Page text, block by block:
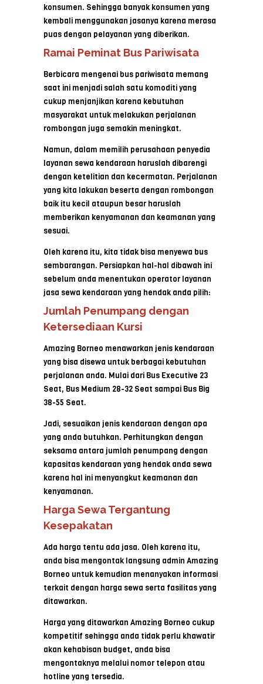
konsumen. Sehingga banyak konsumen yang
kembali menggunakan jasanya karena merasa
puas dengan pelayanan yang diberikan.
Ramai Peminat Bus Pariwisata
Berbicara mengenai bus pariwisata memang
saat ini menjadi salah satu komoditi yang
cukup menjanjikan karena kebutuhan
masyarakat untuk melakukan perjalanan
rombongan juga semakin meningkat.
Namun, dalam memilih perusahaan penyedia
layanan sewa kendaraan haruslah dibarengi
dengan ketelitian dan kecermatan. Perjalanan
yang kita lakukan beserta dengan rombongan
baik itu kecil ataupun besar haruslah
memberikan kenyamanan dan keamanan yang
sesuai.
Oleh karena itu, kita tidak bisa menyewa bus
sembarangan. Persiapkan hal-hal dibawah ini
sebelum anda menentukan operator layanan
jasa sewa kendaraan yang hendak anda pilih:
Jumlah Penumpang dengan
Ketersediaan Kursi
Amazing Borneo menawarkan jenis kendaraan
yang bisa disewa untuk berbagai kebutuhan
perjalanan anda. Mulai dari Bus Executive 23
Seat, Bus Medium 28-32 Seat sampai Bus Big
38-55 Seat.
Jadi, sesuaikan jenis kendaraan dengan apa
yang anda butuhkan. Perhitungkan dengan
seksama antara jumlah penumpang dengan
kapasitas kendaraan yang hendak anda sewa
karena hal ini menyangkut keamanan dan
kenyamanan.
Harga Sewa Tergantung
Kesepakatan
Ada harga tentu ada jasa. Oleh karena itu,
anda bisa mengontak langsung admin Amazing
Borneo untuk kemudian menanyakan informasi
terkait dengan harga sewa serta fasilitas yang
ditawarkan.
Harga yang ditawarkan Amazing Borneo cukup
kompetitif sehingga anda tidak perlu khawatir
akan kehabisan budget, anda bisa
mengontaknya melalui nomor telepon atau
hotline yang tersedia.